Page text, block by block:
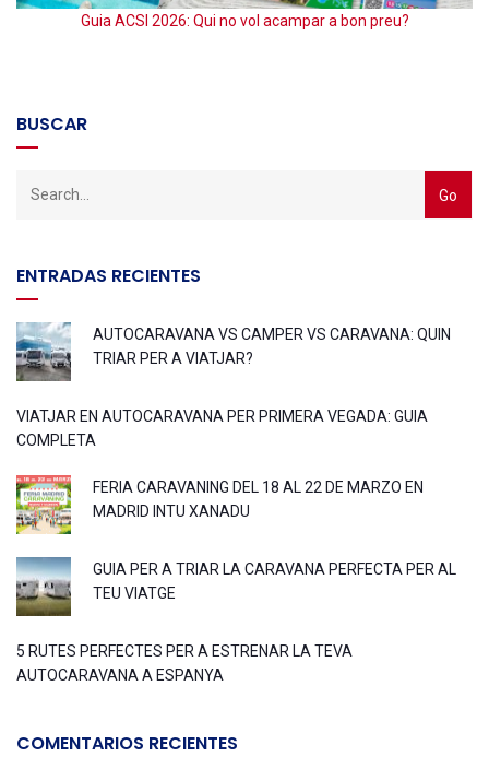
Guia ACSI 2026: Qui no vol acampar a bon preu?
BUSCAR
ENTRADAS RECIENTES
AUTOCARAVANA VS CAMPER VS CARAVANA: QUIN
TRIAR PER A VIATJAR?
VIATJAR EN AUTOCARAVANA PER PRIMERA VEGADA: GUIA
COMPLETA
FERIA CARAVANING DEL 18 AL 22 DE MARZO EN
MADRID INTU XANADU
GUIA PER A TRIAR LA CARAVANA PERFECTA PER AL
TEU VIATGE
5 RUTES PERFECTES PER A ESTRENAR LA TEVA
AUTOCARAVANA A ESPANYA
COMENTARIOS RECIENTES